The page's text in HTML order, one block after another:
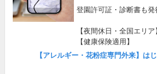
登園許可証・診断書も発
【夜間休日・全国エリア
【健康保険適用】
【アレルギー・花粉症専門外来】は